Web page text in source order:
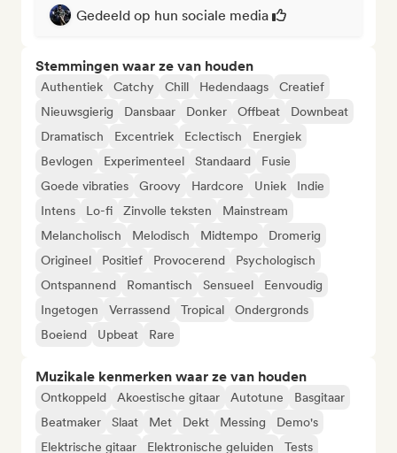
Gedeeld op hun sociale media
Stemmingen waar ze van houden
Authentiek Catchy Chill Hedendaags
Creatief
Nieuwsgierig
Dansbaar Donker Offbeat
Downbeat
Dramatisch
Excentriek Eclectisch
Energiek
Bevlogen
Experimenteel Standaard
Fusie
Goede vibraties
Groovy Hardcore Uniek
Indie
Intens
Lo-fi Zinvolle teksten
Mainstream
Melancholisch
Melodisch Midtempo
Dromerig
Origineel
Positief Provocerend
Psychologisch
Ontspannend
Romantisch Sensueel
Eenvoudig
Ingetogen
Verrassend Tropical
Ondergronds
Boeiend
Upbeat Rare
Muzikale kenmerken waar ze van houden
Ontkoppeld Akoestische gitaar Autotune
Basgitaar
Beatmaker
Slaat Met Dekt Messing
Demo's
Elektrische gitaar
Elektronische geluiden
Tests